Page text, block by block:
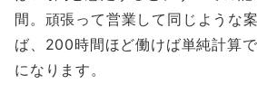
間。頑張って営業して同じような
ば、200時間ほど働けば単純計算
になります。